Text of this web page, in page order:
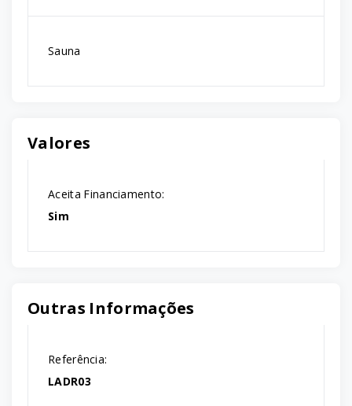
Sauna
Valores
Aceita Financiamento:
Sim
Outras Informações
Referência:
LADR03